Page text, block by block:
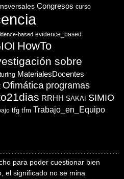
Congresos curso
based evidence_based
HowTo
sobre
MaterialesDocentes
Ofimática programas
RRHH SAKAI SIMIO
tfg tfm Trabajo_en_Equipo
para poder cuestionar bien
el significado no se mina